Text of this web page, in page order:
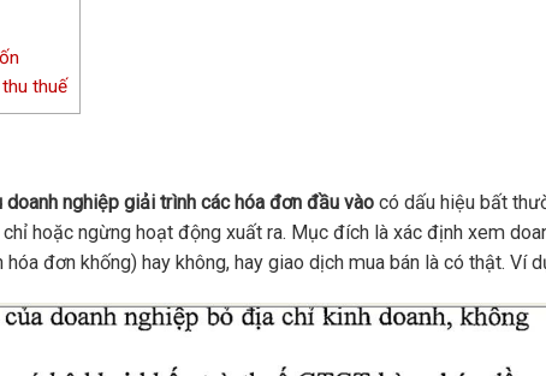
thuế
nghiệp giải trình các hóa đơn đầu vào có dấu hiệu bất
hoặc ngừng hoạt động xuất ra. Mục đích là xác định xem
hóa đơn khống) hay không, hay giao dịch mua bán là có thật. Ví